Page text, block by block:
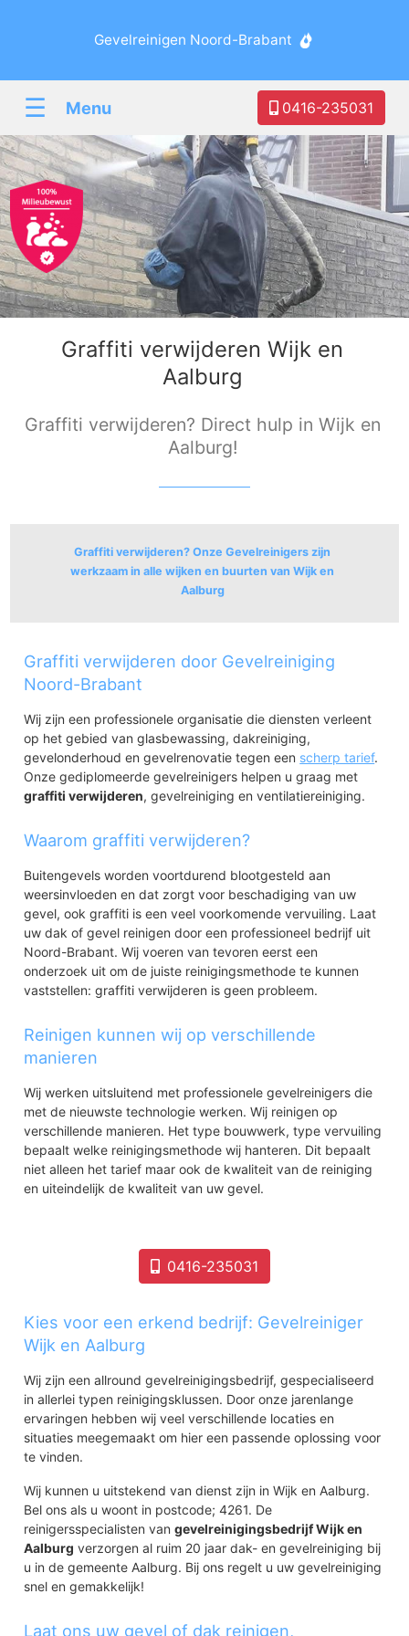
Gevelreinigen Noord-Brabant
☰ Menu 0416-235031
Graffiti verwijderen Wijk en
Aalburg
Graffiti verwijderen? Direct hulp in Wijk en
Aalburg!
Graffiti verwijderen? Onze Gevelreinigers zijn
werkzaam in alle wijken en buurten van Wijk en
Aalburg
Genderen
Wijk en Aalburg
Wijk en Aalburg
Spijk
Graffiti verwijderen door Gevelreiniging
Noord-Brabant
Wij zijn een professionele organisatie die diensten verleent
op het gebied van glasbewassing, dakreiniging,
gevelonderhoud en gevelrenovatie tegen een scherp tarief.
Onze gediplomeerde gevelreinigers helpen u graag met
graffiti verwijderen, gevelreiniging en ventilatiereiniging.
Waarom graffiti verwijderen?
Buitengevels worden voortdurend blootgesteld aan
weersinvloeden en dat zorgt voor beschadiging van uw
gevel, ook graffiti is een veel voorkomende vervuiling. Laat
uw dak of gevel reinigen door een professioneel bedrijf uit
Noord-Brabant. Wij voeren van tevoren eerst een
onderzoek uit om de juiste reinigingsmethode te kunnen
vaststellen: graffiti verwijderen is geen probleem.
Reinigen kunnen wij op verschillende
manieren
Wij werken uitsluitend met professionele gevelreinigers die
met de nieuwste technologie werken. Wij reinigen op
verschillende manieren. Het type bouwwerk, type vervuiling
bepaalt welke reinigingsmethode wij hanteren. Dit bepaalt
niet alleen het tarief maar ook de kwaliteit van de reiniging
en uiteindelijk de kwaliteit van uw gevel.
0416-235031
Kies voor een erkend bedrijf: Gevelreiniger
Wijk en Aalburg
Wij zijn een allround gevelreinigingsbedrijf, gespecialiseerd
in allerlei typen reinigingsklussen. Door onze jarenlange
ervaringen hebben wij veel verschillende locaties en
situaties meegemaakt om hier een passende oplossing voor
te vinden.
Wij kunnen u uitstekend van dienst zijn in Wijk en Aalburg.
Bel ons als u woont in postcode; 4261. De
reinigersspecialisten vangevelreinigingsbedrijf Wijk en
Aalburg verzorgen al ruim 20 jaar dak- en gevelreiniging bij
u in de gemeente Aalburg. Bij ons regelt u uw gevelreiniging
snel en gemakkelijk!
Laat ons uw gevel of dak reinigen,